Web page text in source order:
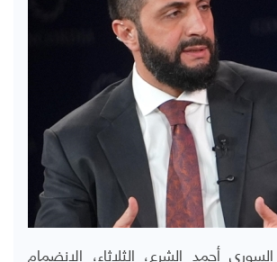
أحمد الشرع، الثلاثاء، الانضمام